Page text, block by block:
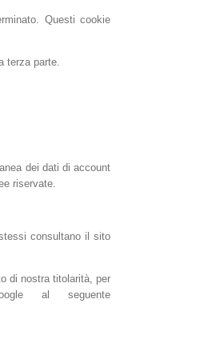
Questi cookie
terza parte.
dei dati di account
riservate.
consultano il sito
di nostra titolarità, per
al seguente